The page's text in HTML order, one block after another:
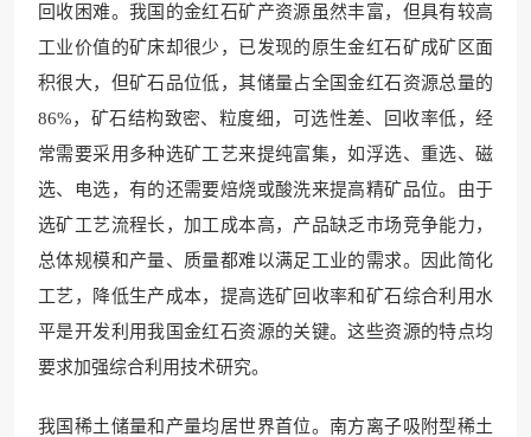
回收困难。我国的金红石矿产资源虽然丰富，但具有较高
工业价值的矿床却很少，已发现的原生金红石矿成矿区面
积很大，但矿石品位低，其储量占全国金红石资源总量的
86%，矿石结构致密、粒度细，可选性差、回收率低，经
常需要采用多种选矿工艺来提纯富集，如浮选、重选、磁
选、电选，有的还需要焙烧或酸洗来提高精矿品位。由于
选矿工艺流程长，加工成本高，产品缺乏市场竞争能力，
总体规模和产量、质量都难以满足工业的需求。因此简化
工艺，降低生产成本，提高选矿回收率和矿石综合利用水
平是开发利用我国金红石资源的关键。这些资源的特点均
要求加强综合利用技术研究。
我国稀土储量和产量均居世界首位。南方离子吸附型稀土